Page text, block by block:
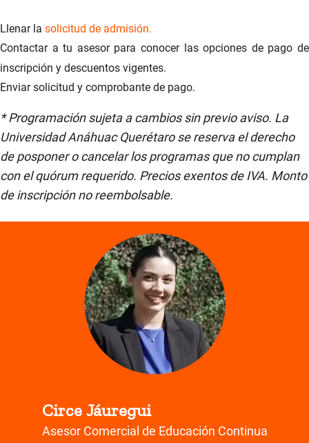
· Restauración para la prevención de nuevos
hechos dolorosos.
Llenar la solicitud de admisión.
Contactar a tu asesor para conocer las opciones de pago de
inscripción y descuentos vigentes.
Enviar solicitud y comprobante de pago.
* Programación sujeta a cambios sin previo aviso. La
Universidad Anáhuac Querétaro se reserva el derecho
de posponer o cancelar los programas que no cumplan
con el quórum requerido. Precios exentos de IVA. Monto
de inscripción no reembolsable.
Circe Jáuregui
Asesor Comercial de Educación Continua